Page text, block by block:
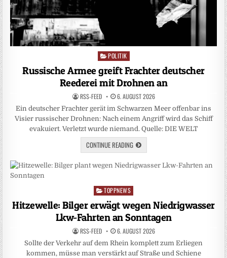
Posted
POLITIK
Russische Armee greift Frachter deutscher
Reederei mit Drohnen an
RSS-FEED 6. AUGUST 2026
Ein deutscher Frachter gerät im Schwarzen Meer offenbar ins
Visier russischer Drohnen: Nach einem Angriff wird das Schiff
evakuiert. Verletzt wurde niemand. Quelle: DIE WELT
CONTINUE READING
Posted
TOPPNEWS
Hitzewelle: Bilger erwägt wegen Niedrigwasser
Lkw-Fahrten an Sonntagen
RSS-FEED 6. AUGUST 2026
Sollte der Verkehr auf dem Rhein komplett zum Erliegen
kommen, müsse man verstärkt auf Straße und Schiene